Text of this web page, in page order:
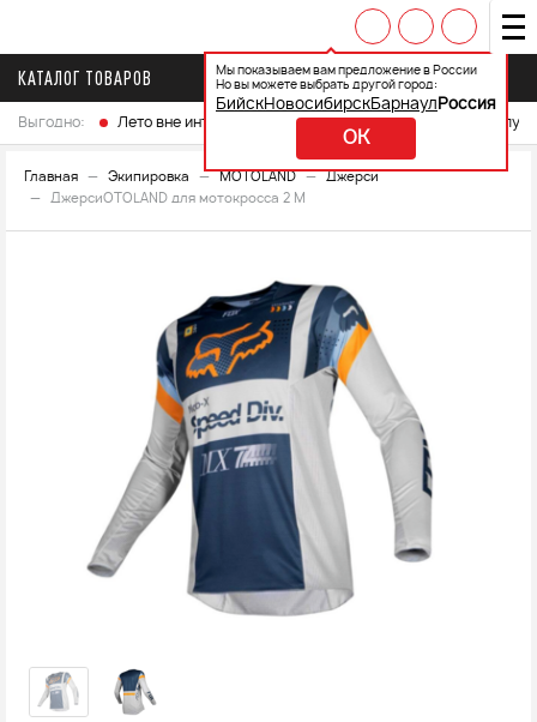
Мы показываем вам предложение в России
Но вы можете выбрать другой город:
БийскНовосибирскБарнаул Россия
OK
КАТАЛОГ ТОВАРОВ
Выгодно: Лето вне интренета Выберите свой мотоцикл и
Главная Экипировка MOTOLAND
Джерси
ДжерсиOTOLAND для мотокросса 2 М